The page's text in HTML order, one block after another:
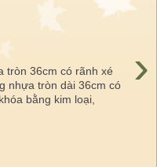
›
tròn 36cm có rãnh xé
nhựa tròn dài 36cm có
bằng kim loại,